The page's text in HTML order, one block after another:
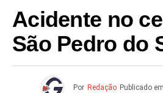
Acidente no
São Pedro do
Por Redação Publicado em